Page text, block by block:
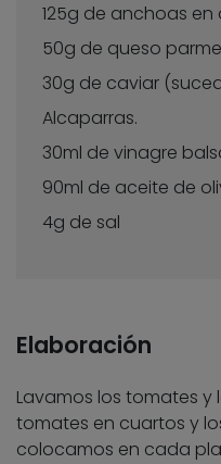
125g de anchoas
50g de queso
30g de caviar
Alcaparras.
30ml de vinagre
90ml de aceite de
4g de sal
Elaboración
Lavamos los tomates y
tomates en cuartos y
colocamos en cada